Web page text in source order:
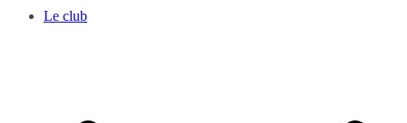
Le club